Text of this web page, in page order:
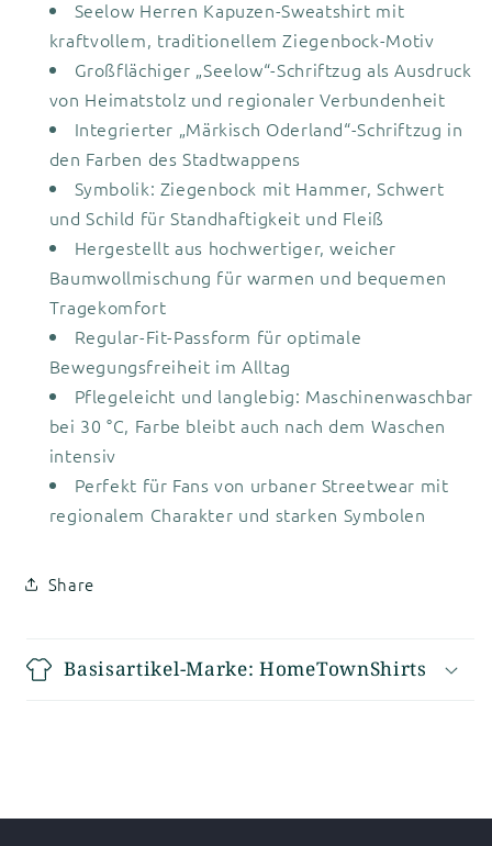
Seelow Herren Kapuzen-Sweatshirt mit
kraftvollem, traditionellem Ziegenbock-Motiv
Großflächiger „Seelow“-Schriftzug als Ausdruck
von Heimatstolz und regionaler Verbundenheit
Integrierter „Märkisch Oderland“-Schriftzug in
den Farben des Stadtwappens
Symbolik: Ziegenbock mit Hammer, Schwert
und Schild für Standhaftigkeit und Fleiß
Hergestellt aus hochwertiger, weicher
Baumwollmischung für warmen und bequemen
Tragekomfort
Regular-Fit-Passform für optimale
Bewegungsfreiheit im Alltag
Pflegeleicht und langlebig: Maschinenwaschbar
bei 30 °C, Farbe bleibt auch nach dem Waschen
intensiv
Perfekt für Fans von urbaner Streetwear mit
regionalem Charakter und starken Symbolen
Share
Basisartikel-Marke: HomeTownShirts